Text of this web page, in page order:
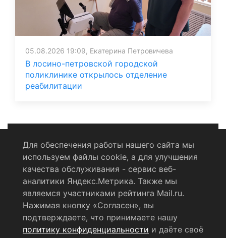
05.08.2026 19:09, Екатерина Петровичева
В лосино-петровской городской
поликлинике открылось отделение
реабилитации
Политика конфиденциальности
Согласие на обработку персональных данных
RSS-лента
Для обеспечения работы нашего сайта мы
используем файлы cookie, а для улучшения
качества обслуживания - сервис веб-
аналитики Яндекс.Метрика. Также мы
являемся участниками рейтинга Mail.ru.
Нажимая кнопку «Согласен», вы
подтверждаете, что принимаете нашу
политику конфиденциальности и даёте своё